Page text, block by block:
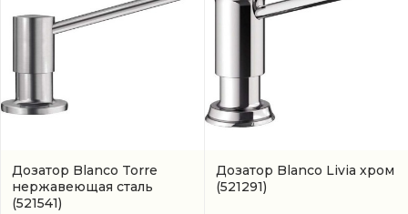
Дозатор Blanco Torre
нержавеющая сталь
(521541)
Дозатор Blanco Livia хром
(521291)